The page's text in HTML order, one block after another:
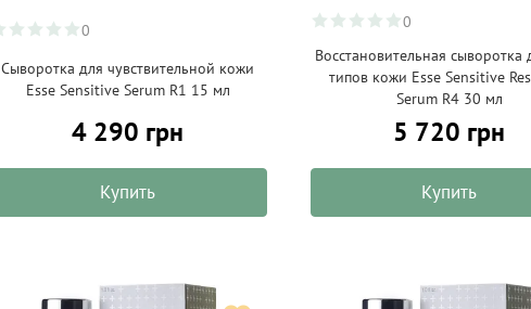
0
Сыворотка для чувствительной кожи
Esse Sensitive Serum R1 15 мл
4 290 грн
Купить
0
Восстановительная сыворотка
типов кожи Esse Sensitive
Serum R4 30 мл
5 720 грн
Купить